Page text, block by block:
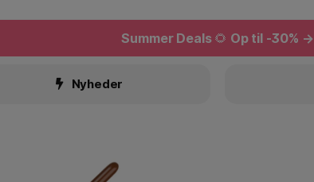
Summer Deals 🌻 Op til -30% →
Nyheder